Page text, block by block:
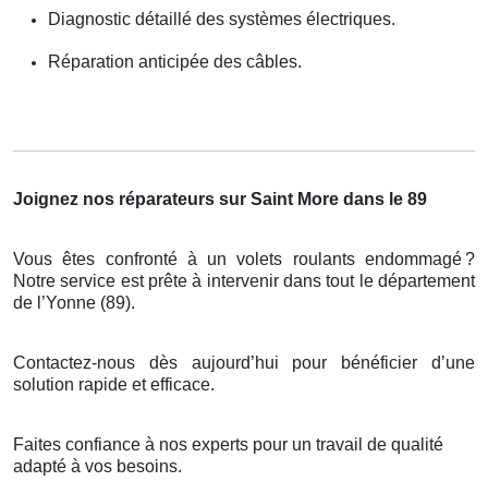
Diagnostic détaillé des systèmes électriques.
Réparation anticipée des câbles.
Joignez nos réparateurs sur Saint More dans le 89
Vous êtes confronté à un volets roulants endommagé?
Notre service est prêteà intervenir dans tout le département
de l ’Yonne (89).
Contactez-nous dès aujourd’hui pour bénéficier d’une
solution rapide et efficace.
Faites confiance à nos experts pour un travail de qualité
adapté à vos besoins.